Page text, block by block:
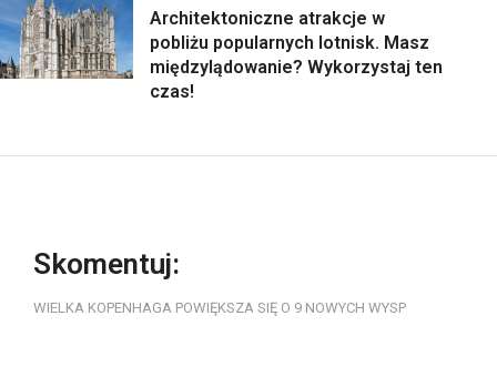
Architektoniczne atrakcje w
pobliżu popularnych lotnisk. Masz
międzylądowanie? Wykorzystaj ten
czas!
Skomentuj:
WIELKA KOPENHAGA POWIĘKSZA SIĘ O 9 NOWYCH WYSP